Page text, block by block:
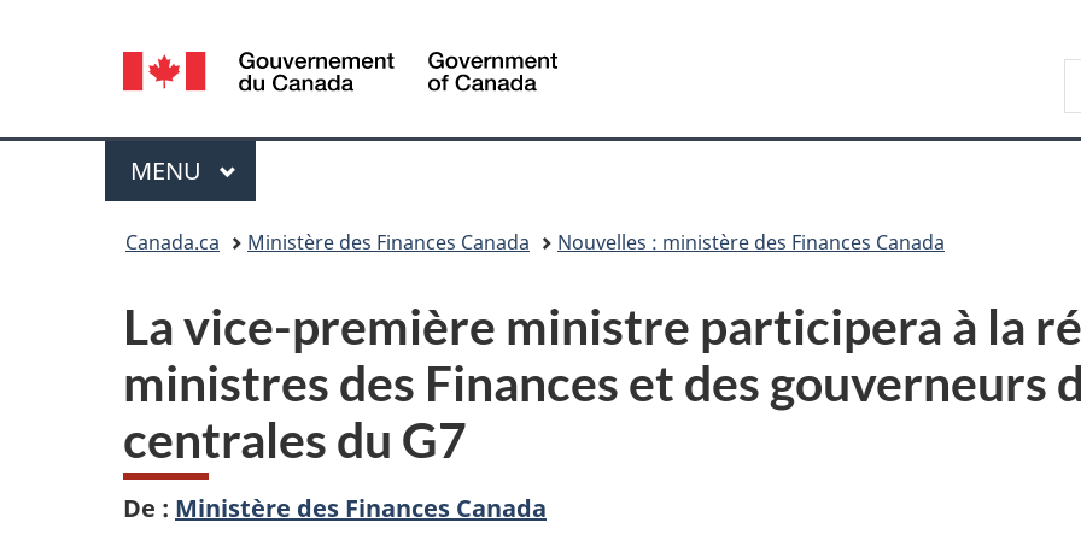
sujet
HTML
Sélection
de
la
langue
Canada
Menu
MENU PRINCIPAL
Canada.ca Ministère des Finances Canada Nouvelles : ministère des Finances Canada
La vice-première ministre participera à la
ministres des Finances et des gouverneurs
centrales du G7
De : Ministère des Finances Canada